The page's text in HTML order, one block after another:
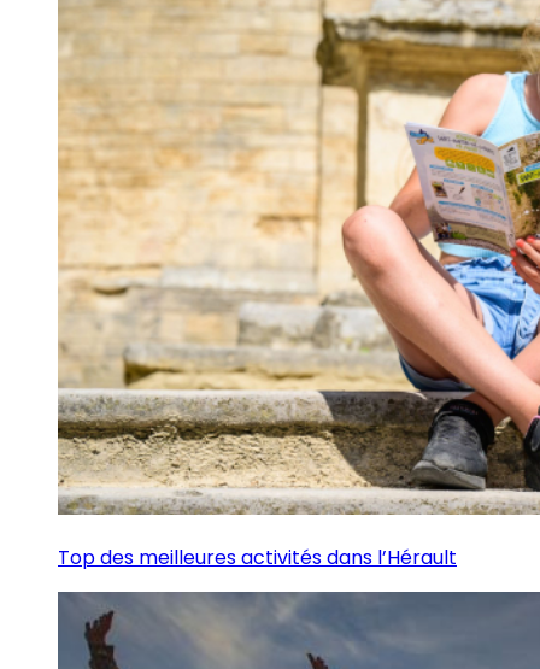
Top des meilleures activités dans l’Hérault